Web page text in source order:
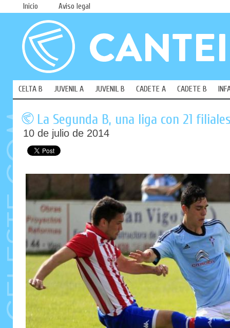
Inicio Aviso legal
CELTA B JUVENIL A JUVENIL B CADETE A CADETE B
La Segunda B, una liga con 21
10 de julio de 2014